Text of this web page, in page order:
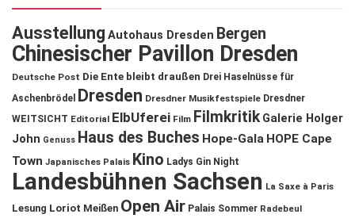
Ausstellung Autohaus Dresden Bergen
Chinesischer Pavillon Dresden
Deutsche Post Die Ente bleibt draußen Drei Haselnüsse für
Aschenbrödel
Dresden Dresdner Musikfestspiele Dresdner
WEITSICHT Editorial ElbUferei Film Filmkritik Galerie Holger
John Genuss Haus des Buches Hope-Gala HOPE Cape
Town Japanisches Palais Kino Ladys Gin Night
Landesbühnen Sachsen La Saxe à Paris
Lesung Loriot Meißen Open Air Palais Sommer Radebeul